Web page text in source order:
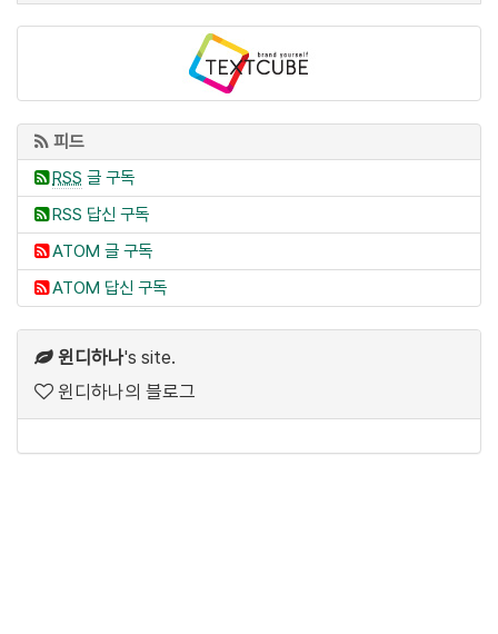
피드
RSS 글 구독
RSS 답신 구독
ATOM 글 구독
ATOM 답신 구독
윈디하나's site.
윈디하나의 블로그